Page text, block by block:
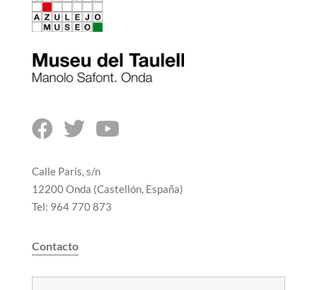
  
Calle París, s/n
12200 Onda (Castellón, España)
Tel: 964 770 873
Contacto